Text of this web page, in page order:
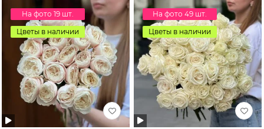
На фото 19 шт.
Цветы в наличии
На фото 49 шт.
Цветы в наличии